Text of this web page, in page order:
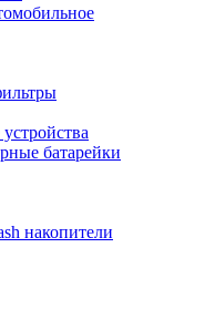
батарейки
накопители